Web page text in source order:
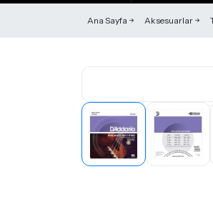
Ana Sayfa Aksesuarlar